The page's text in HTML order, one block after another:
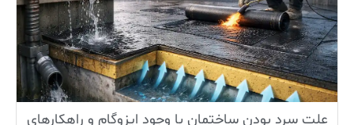
علت سرد بودن ساختمان با وجود ایزوگام و راهکارهای